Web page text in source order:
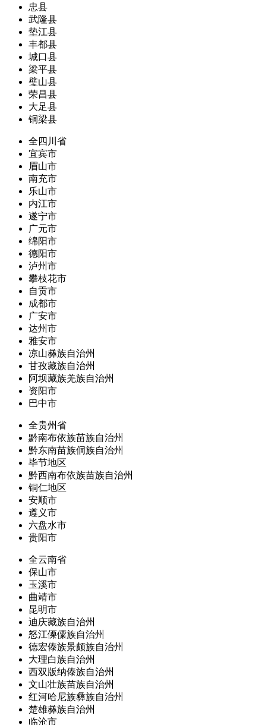
忠县
武隆县
垫江县
丰都县
城口县
梁平县
璧山县
荣昌县
大足县
铜梁县
全四川省
宜宾市
眉山市
南充市
乐山市
内江市
遂宁市
广元市
绵阳市
德阳市
泸州市
攀枝花市
自贡市
成都市
广安市
达州市
雅安市
凉山彝族自治州
甘孜藏族自治州
阿坝藏族羌族自治州
资阳市
巴中市
全贵州省
黔南布依族苗族自治州
黔东南苗族侗族自治州
毕节地区
黔西南布依族苗族自治州
铜仁地区
安顺市
遵义市
六盘水市
贵阳市
全云南省
保山市
玉溪市
曲靖市
昆明市
迪庆藏族自治州
怒江傈僳族自治州
德宏傣族景颇族自治州
大理白族自治州
西双版纳傣族自治州
文山壮族苗族自治州
红河哈尼族彝族自治州
楚雄彝族自治州
临沧市